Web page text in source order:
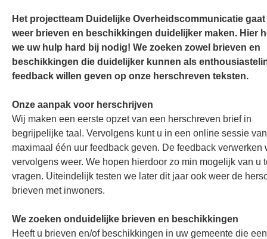
Het projectteam Duidelijke Overheidscommunicatie
weer brieven en beschikkingen duidelijker maken. Hier
we uw hulp hard bij nodig! We zoeken zowel brieven en
beschikkingen die duidelijker kunnen als
feedback willen geven op onze herschreven teksten.
Onze aanpak voor herschrijven
Wij maken een eerste opzet van een herschreven brief in
begrijpelijke taal. Vervolgens kunt u in een online sessie van
maximaal één uur feedback geven. De feedback verwerken
vervolgens weer. We hopen hierdoor zo min mogelijk van u
vragen. Uiteindelijk testen we later dit jaar ook weer de
brieven met inwoners.
We zoeken onduidelijke brieven en beschikkingen
Heeft u brieven en/of beschikkingen in uw gemeente die